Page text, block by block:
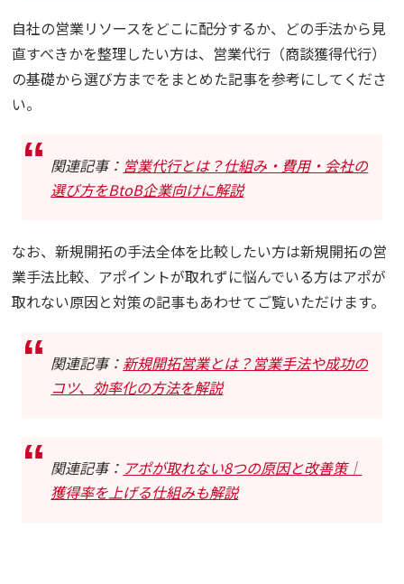
自社の営業リソースをどこに配分するか、どの手法から見
直すべきかを整理したい方は、営業代行（商談獲得代行）
の基礎から選び方までをまとめた記事を参考にしてくださ
い。
関連記事： 営業代行とは？仕組み・費用・会社の
選び方をBtoB企業向けに解説
なお、新規開拓の手法全体を比較したい方は新規開拓の営
業手法比較、アポイントが取れずに悩んでいる方はアポが
取れない原因と対策の記事もあわせてご覧いただけます。
関連記事：新規開拓営業とは？営業手法や成功の
コツ、効率化の方法を解説
関連記事： アポが取れない8つの原因と改善策｜
獲得率を上げる仕組みも解説